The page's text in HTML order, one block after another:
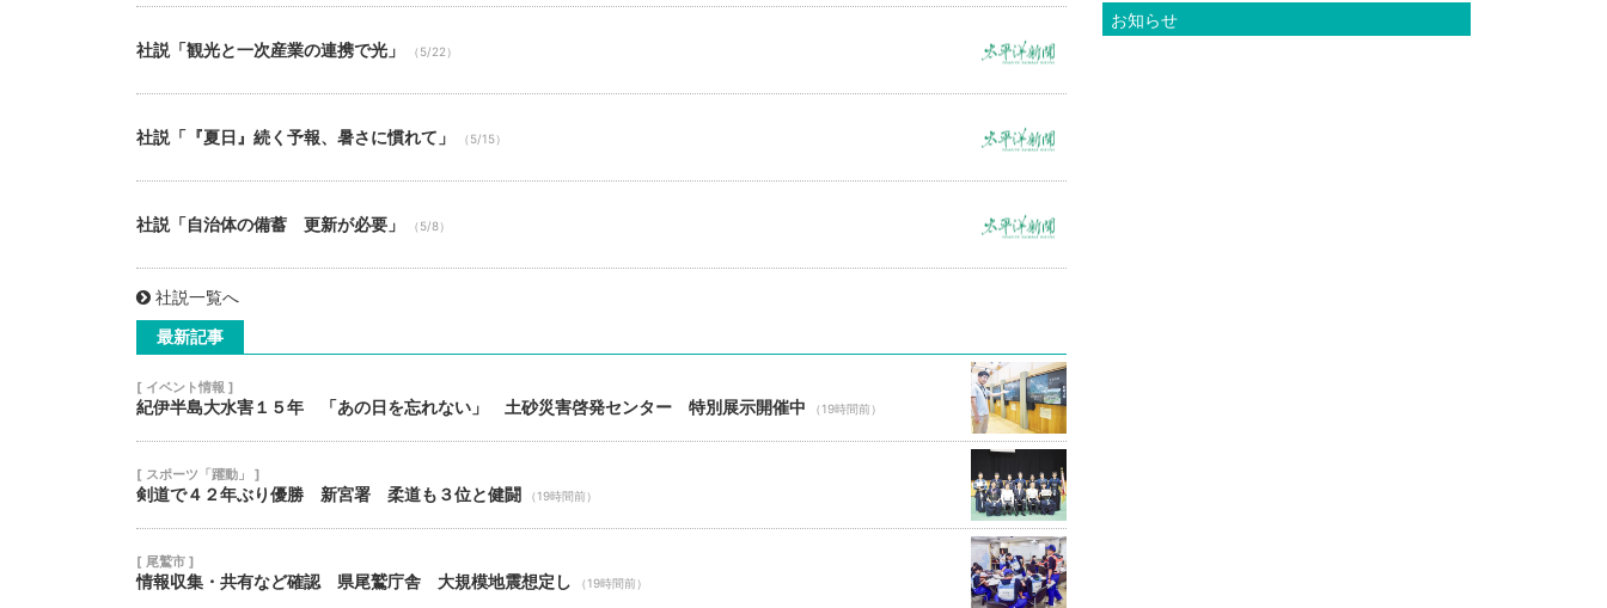
社説「観光と一次産業の連携で光」 （5/22）
社説「『夏日』続く予報、暑さに慣れて」 （5/15）
社説「自治体の備蓄 更新が必要」 （5/8）
社説一覧へ
最新記事
[ イベント情報 ]
紀伊半島大水害１５年 「あの日を忘れない」 土砂災害啓発センター 特別展示開催中 （19時間前）
[ スポーツ「躍動」 ]
剣道で４２年ぶり優勝 新宮署 柔道も３位と健闘 （19時間前）
[ 尾鷲市 ]
情報収集・共有など確認 県尾鷲庁舎 大規模地震想定し （19時間前）
お知らせ